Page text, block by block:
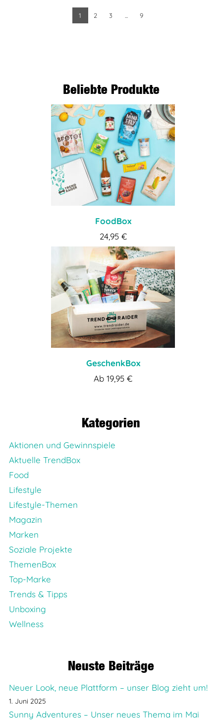
1 2 3 ... 9
Beliebte Produkte
FoodBox
24,95 €
GeschenkBox
Ab 19,95 €
Kategorien
Aktionen und Gewinnspiele
Aktuelle TrendBox
Food
Lifestyle
Lifestyle-Themen
Magazin
Marken
Soziale Projekte
ThemenBox
Top-Marke
Trends & Tipps
Unboxing
Wellness
Neuste Beiträge
Neuer Look, neue Plattform – unser Blog zieht um!
1. Juni 2025
Sunny Adventures – Unser neues Thema im Mai